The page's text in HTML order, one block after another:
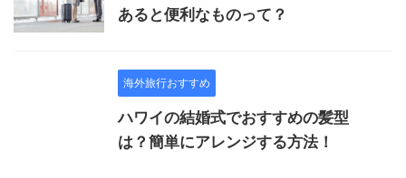
あると便利なものって？
海外旅行おすすめ
ハワイの結婚式でおすすめの髪型
は？簡単にアレンジする方法！